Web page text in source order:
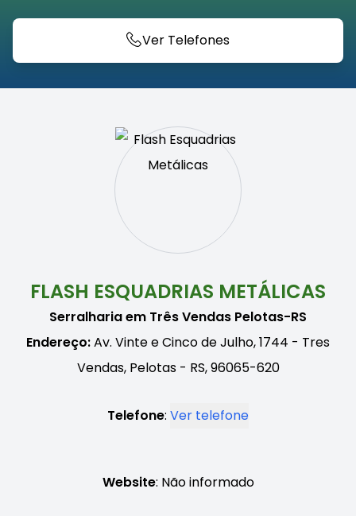
Ver Telefones
FLASH ESQUADRIAS METÁLICAS
Serralharia em Três Vendas Pelotas-RS
Endereço:Av. Vinte e Cinco de Julho, 1744 - Tres
Vendas, Pelotas - RS, 96065-620
Telefone: Ver telefone
Website: Não informado